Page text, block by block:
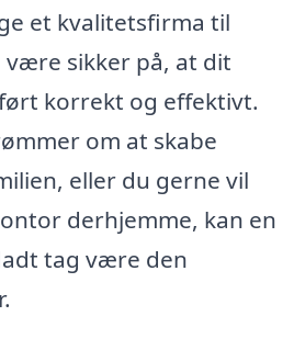
et kvalitetsfirma til
være sikker på, at dit
korrekt og effektivt.
om at skabe
eller du gerne vil
derhjemme, kan en
tag være den